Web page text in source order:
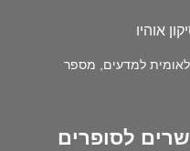
אוהיו
למדעים, מספר
לסופרים